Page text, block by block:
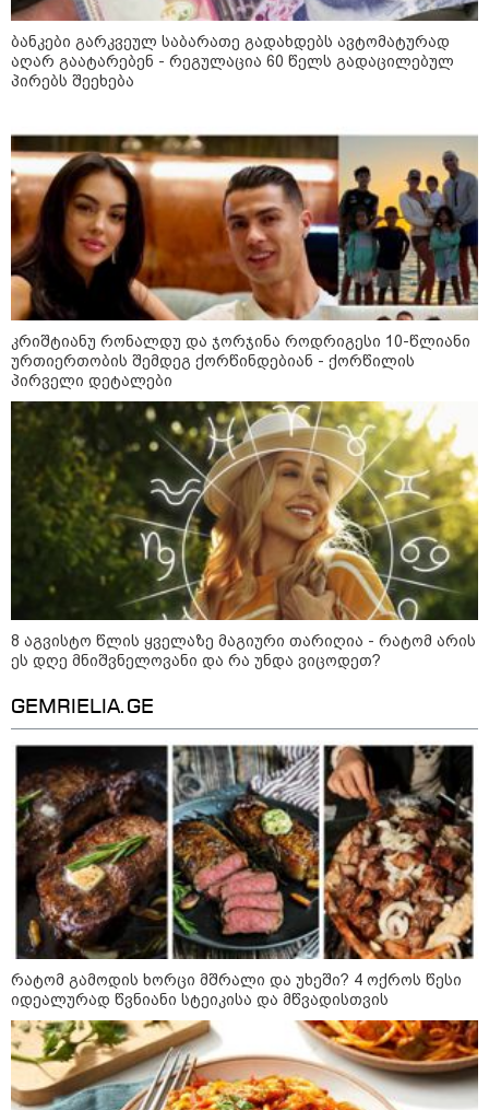
„ნაციონალური მოძრაობა“ -
მოღალატეობრივი განცხადება
საქართველოს
პაატა ზაქარეიშვილი -
შეუძლებელია ბარამიძის
განცხადება შეესაბამებოდეს
სინამდვილეს, ეს არის მისი
მოსაზრება, აბსოლუტურად
ამოვარდნილი რეალობიდან - არ
მიმაჩნია, რომ ამის გამო მის
წინააღმდეგ სისხლის სამართლის
საქმე უნდა აღიძრას
მოზაიკა
არშემდგარი ქორწინება 15 წლით უფროს
ქართველთან - ალინა კაბაევას
საიდუმლო ცხოვრება: როგორ
გამოიყურებოდა ის პლასტიკურ
ოპერაციებამდე
14:20 / 08-08-2026
"ქალაქი დავთმე, მაგრამ
ქალურობა - არა. ვერ იჯერებენ
ფერმერი თუ ვარ" - როგორ
ცხოვრობს ახალგაზრდა ქალი,
რომელიც ქალაქიდან სოფლად
გადავიდა და ფერმერი გახდა
09:36 / 08-08-2026
ბანკები გარკვეულ საბარათე გადახდებს ავტომატურად
აღარ გაატარებენ - რეგულაცია 60 წელს გადაცილებულ
პირებს შეეხება
კრიშტიანუ რონალდუ და ჯორჯინა როდრიგესი 10-წლიანი
ურთიერთობის შემდეგ ქორწინდებიან - ქორწილის
პირველი დეტალები
8 აგვისტო წლის ყველაზე მაგიური თარიღია - რატომ არის
ეს დღე მნიშვნელოვანი და რა უნდა ვიცოდეთ?
GEMRIELIA.GE
რატომ გამოდის ხორცი მშრალი და უხეში? 4 ოქროს წესი
იდეალურად წვნიანი სტეიკისა და მწვადისთვის